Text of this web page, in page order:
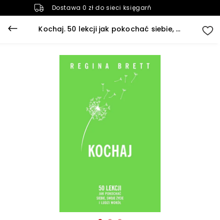
Dostawa 0 zł do sieci księgarń
Kochaj. 50 lekcji jak pokochać siebie, swoje życie i ludzi wokół (barwione brzegi)